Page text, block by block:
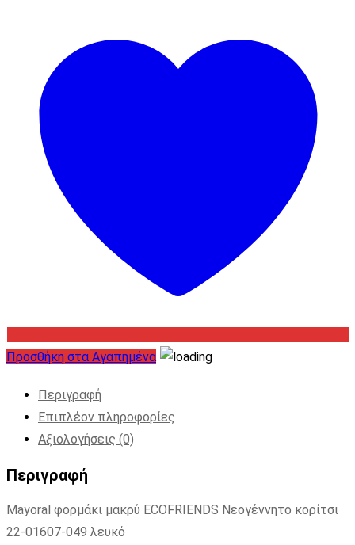
Προσθήκη στα Αγαπημένα
Περιγραφή
Επιπλέον πληροφορίες
Αξιολογήσεις (0)
Περιγραφή
Mayoral φορμάκι μακρύ ECOFRIENDS Νεογέννητο κορίτσι
22-01607-049 λευκό